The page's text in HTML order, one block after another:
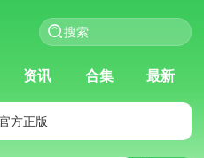
资讯 合集 最新
方正版